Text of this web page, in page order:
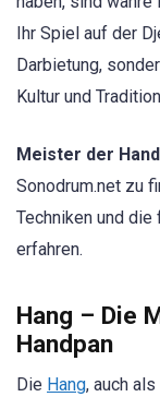
Ihr Spiel auf der
Darbietung,
Kultur und
Meister der
Sonodrum.net zu
Techniken und
erfahren.
Hang – Die
Handpan
Die Hang, auch